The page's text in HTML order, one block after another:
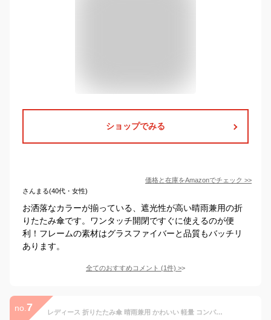
ショップでみる
価格と在庫をAmazonでチェック >>
さんまる(40代・女性)
お洒落なカラーが揃っている、遮光性が高い晴雨兼用の折
りたたみ傘です。ワンタッチ開閉ですぐに使えるのが便
利！フレームの素材はグラスファイバーと品質もバッチリ
あります。
全てのおすすめコメント (1件) >
no. 7 レディース 折りたたみ傘 晴雨兼用 かわいい 軽量 コンパクト 傘 日傘 おしゃれ パステルカラー プレゼント 送料無料